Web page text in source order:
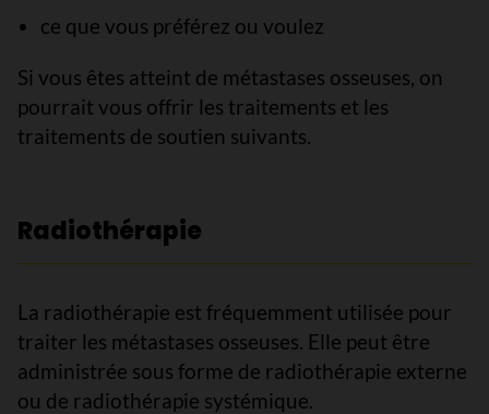
ce que vous préférez ou voulez
Si vous êtes atteint de métastases osseuses, on
pourrait vous offrir les traitements et les
traitements de soutien suivants.
Radiothérapie
La radiothérapie est fréquemment utilisée pour
traiter les métastases osseuses. Elle peut être
administrée sous forme de radiothérapie externe
ou de radiothérapie systémique.